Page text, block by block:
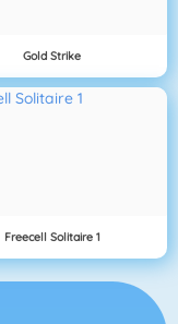
Gold Strike
Freecell Solitaire 1